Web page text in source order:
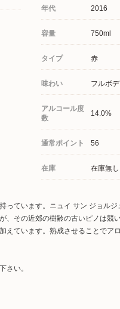
年代 2016
容量 750ml
タイプ 赤
味わい フルボデ
アルコール度
数
14.0%
通常ポイント 56
在庫 在庫無し
っています。ニュイ サン ジョル
その近郊の樹齢の古いピノは競
えています。熟成させることでア
さい。